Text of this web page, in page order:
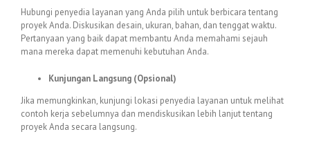
Hubungi penyedia layanan yang Anda pilih untuk berbicara tentang
proyek Anda. Diskusikan desain, ukuran, bahan, dan tenggat waktu.
Pertanyaan yang baik dapat membantu Anda memahami sejauh
mana mereka dapat memenuhi kebutuhan Anda.
Kunjungan Langsung (Opsional)
Jika memungkinkan, kunjungi lokasi penyedia layanan untuk melihat
contoh kerja sebelumnya dan mendiskusikan lebih lanjut tentang
proyek Anda secara langsung.